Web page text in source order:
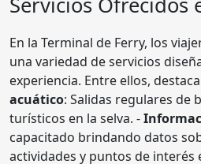
En la Terminal de Ferry, los
una variedad de servicios
experiencia. Entre ellos,
acuático: Salidas regulares de
turísticos en la selva. -
capacitado brindando datos
actividades y puntos de interés